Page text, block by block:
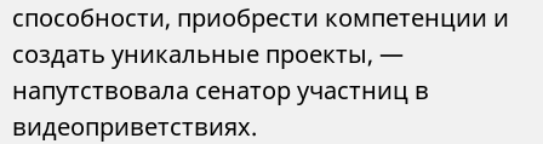
способности, приобрести компетенции и
создать уникальные проекты, —
напутствовала сенатор участниц в
видеоприветствиях.